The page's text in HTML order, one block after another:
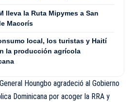
lleva la Ruta Mipymes a San
Macorís
local, los turistas y Haití
la producción agrícola
Houngbo agradeció al Gobierno
Dominicana por acoger la RRA y